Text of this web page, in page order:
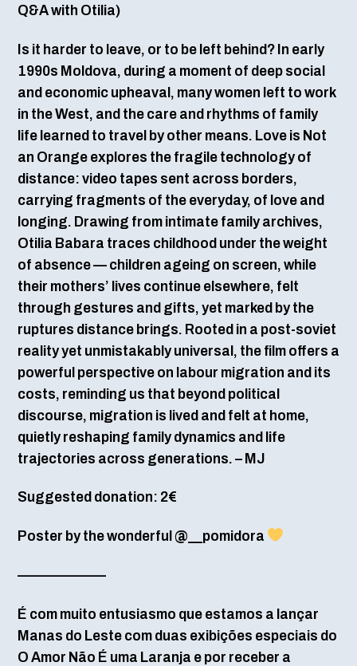
Q&A with Otilia)
Is it harder to leave, or to be left behind? In early
1990s Moldova, during a moment of deep social
and economic upheaval, many women left to work
in the West, and the care and rhythms of family
life learned to travel by other means. Love is Not
an Orange explores the fragile technology of
distance: video tapes sent across borders,
carrying fragments of the everyday, of love and
longing. Drawing from intimate family archives,
Otilia Babara traces childhood under the weight
of absence — children ageing on screen, while
their mothers’ lives continue elsewhere, felt
through gestures and gifts, yet marked by the
ruptures distance brings. Rooted in a post-soviet
reality yet unmistakably universal, the film offers a
powerful perspective on labour migration and its
costs, reminding us that beyond political
discourse, migration is lived and felt at home,
quietly reshaping family dynamics and life
trajectories across generations. – MJ
Suggested donation: 2€
Poster by the wonderful @__pomidora
——————–
É com muito entusiasmo que estamos a lançar
Manas do Leste com duas exibições especiais do
O Amor Não É uma Laranja e por receber a